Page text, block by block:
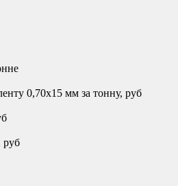
0,70х15 мм за тонну, руб
руб